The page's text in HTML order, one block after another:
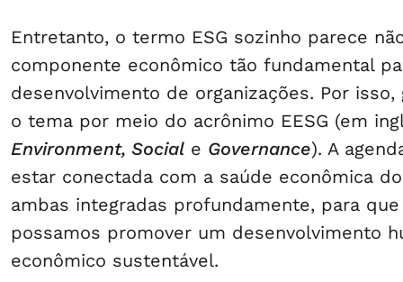
Entretanto, o termo ESG sozinho parece
componente econômico tão fundamental
desenvolvimento de organizações. Por
o tema por meio do acrônimo EESG (em
Environment, Social e Governance). A
estar conectada com a saúde econômica
ambas integradas profundamente, para
possamos promover um desenvolvimento
econômico sustentável.